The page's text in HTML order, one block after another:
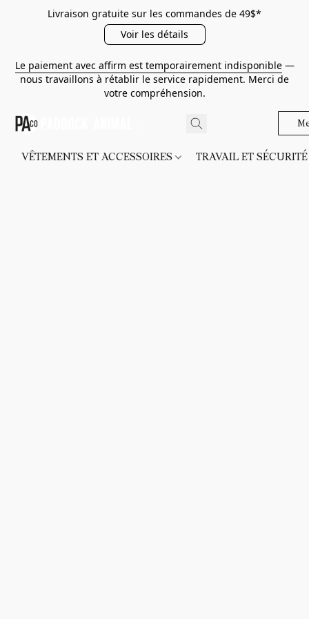
Livraison gratuite sur les commandes de 49$*
Voir les détails
Le paiement avec affirm est temporairement indisponible—
nous travaillons à rétablir le service rapidement. Merci de
votre compréhension.
VÊTEMENTS ET ACCESSOIRES TRAVAIL ET